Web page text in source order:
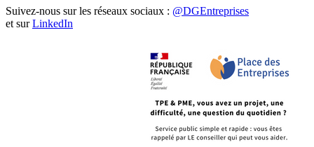
Suivez-nous sur les réseaux sociaux : @DGEntreprises
et surLinkedIn